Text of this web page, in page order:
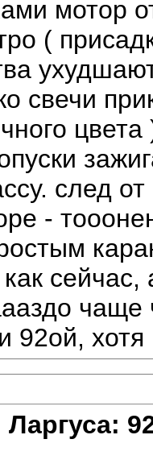
мотор
(
свечи
след
-
как
92ой,